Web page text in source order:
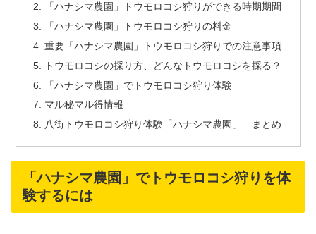
「ハナシマ農園」トウモロコシ狩りができる時期期間
「ハナシマ農園」トウモロコシ狩りの料金
重要「ハナシマ農園」トウモロコシ狩りでの注意事項
トウモロコシの採り方、どんなトウモロコシを採る？
「ハナシマ農園」でトウモロコシ狩り体験
マル秘マル得情報
八街トウモロコシ狩り体験「ハナシマ農園」 まとめ
「ハナシマ農園」でトウモロコシ狩りを体
験するには